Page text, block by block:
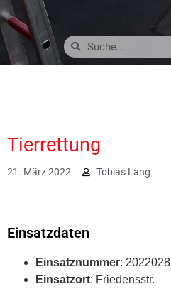
Tierrettung
21. März 2022 Tobias Lang
Einsatzdaten
Einsatznummer: 2022028
Einsatzort: Friedensstr.